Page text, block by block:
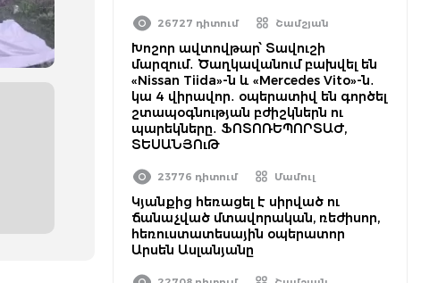
26727 դիտում Շամշյան
Խոշոր ավտովթար՝ Տավուշի
մարզում․ Ծաղկավանում բախվել են
«Nissan Tiida»-ն և «Mercedes Vito»-ն․
կա 4 վիրավոր․ օպերատիվ են գործել
շտապօգնության բժիշկներն ու
պարեկները․ ՖՈՏՈՌԵՊՈՐՏԱԺ,
ՏԵՍԱՆՅՈւԹ
23776 դիտում Մամուլ
Կյանքից հեռացել է սիրված ու
ճանաչված մտավորական, ռեժիսոր,
հեռուստատեսային օպերատոր
Արսեն Ասլանյանը